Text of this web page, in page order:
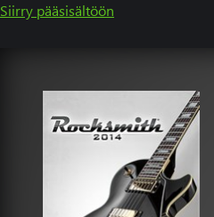
Siirry pääsisältöön